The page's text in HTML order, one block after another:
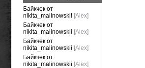
Байкчек от
nikita_malinowskii [Alex]
Байкчек от
nikita_malinowskii [Alex]
Байкчек от
nikita_malinowskii [Alex]
Байкчек от
nikita_malinowskii [Alex]